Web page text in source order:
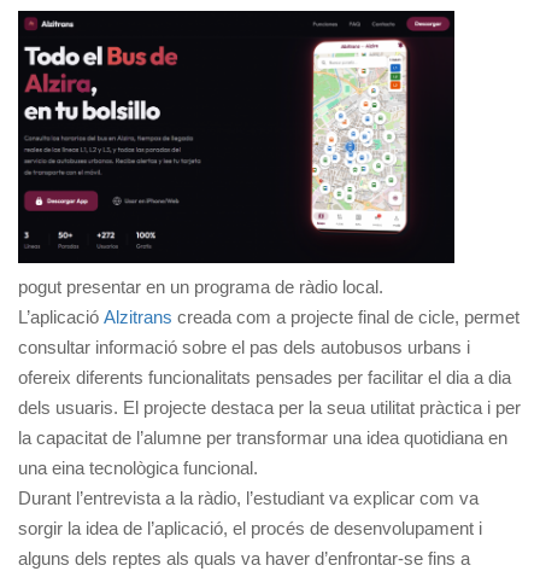
pogut presentar en un programa de ràdio local.
L’aplicació Alzitrans creada com a projecte final de cicle, permet
consultar informació sobre el pas dels autobusos urbans i
ofereix diferents funcionalitats pensades per facilitar el dia a dia
dels usuaris. El projecte destaca per la seua utilitat pràctica i per
la capacitat de l’alumne per transformar una idea quotidiana en
una eina tecnològica funcional.
Durant l’entrevista a la ràdio, l’estudiant va explicar com va
sorgir la idea de l’aplicació, el procés de desenvolupament i
alguns dels reptes als quals va haver d’enfrontar-se fins a